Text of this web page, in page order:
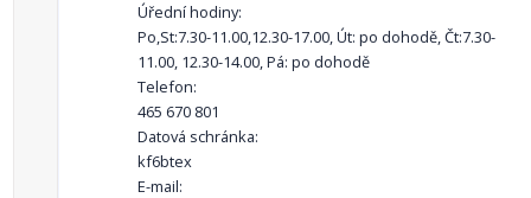
Úřední hodiny:
Po,St:7.30-11.00,12.30-17.00, Út: po dohodě, Čt:7.30-
11.00, 12.30-14.00, Pá: po dohodě
Telefon:
465 670 801
Datová schránka:
kf6btex
E-mail: